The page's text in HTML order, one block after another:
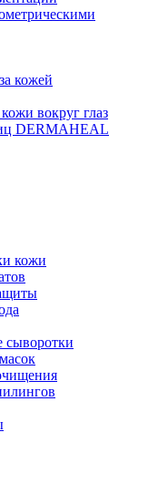
кожей
вокруг глаз
DERMAHEAL
кожи
сыворотки